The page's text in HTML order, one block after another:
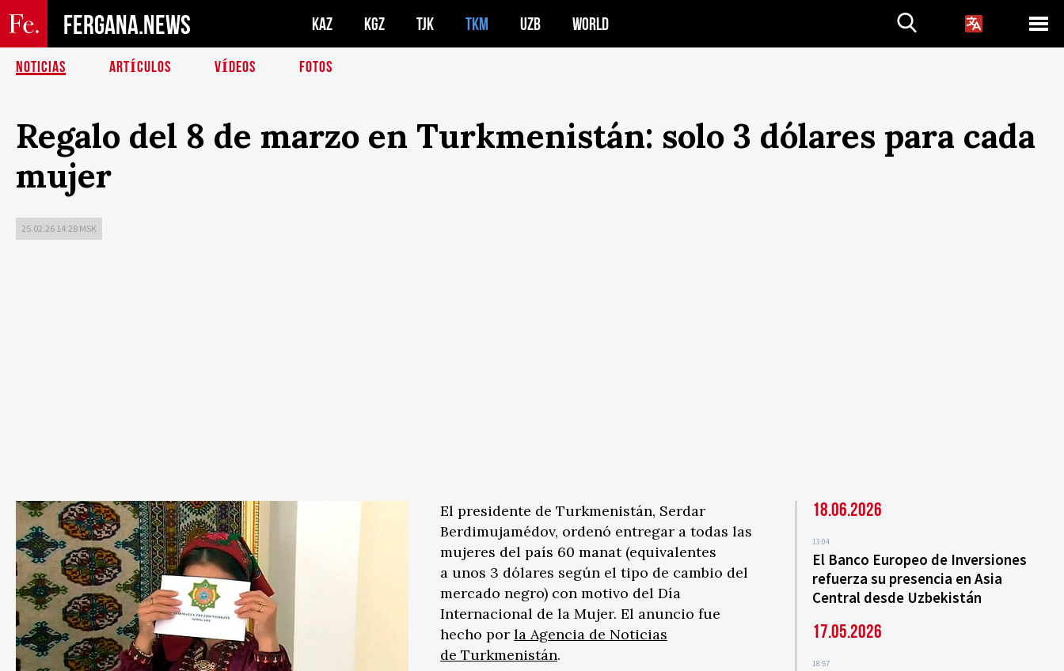
FERGANA.NEWS KAZ KGZ TJK TKM UZB WORLD
NOTICIAS ARTÍCULOS VÍDEOS FOTOS
Regalo del 8 de marzo en Turkmenistán: solo 3 dólares para cada
mujer
25.02.26 14:28 MSK
El presidente de Turkmenistán, Serdar
Berdimujamédov, ordenó entregar a todas las
mujeres del país 60 manat (equivalentes
a unos 3 dólares según el tipo de cambio del
mercado negro) con motivo del Día
Internacional de la Mujer. El anuncio fue
hecho por la Agencia de Noticias
de Turkmenistán.
18.06.2026
13:04
El Banco Europeo de Inversiones
refuerza su presencia en Asia
Central desde Uzbekistán
17.05.2026
18:57